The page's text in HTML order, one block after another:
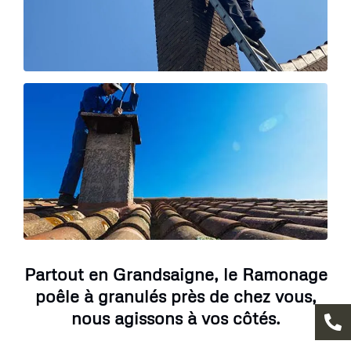
Partout en Grandsaigne, le Ramonage
poêle à granulés près de chez vous,
nous agissons à vos côtés.